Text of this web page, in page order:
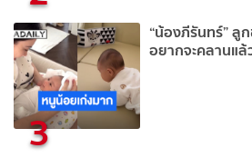
3
“น้องภีรันทร์” ลู
อยากจะคลานแล้